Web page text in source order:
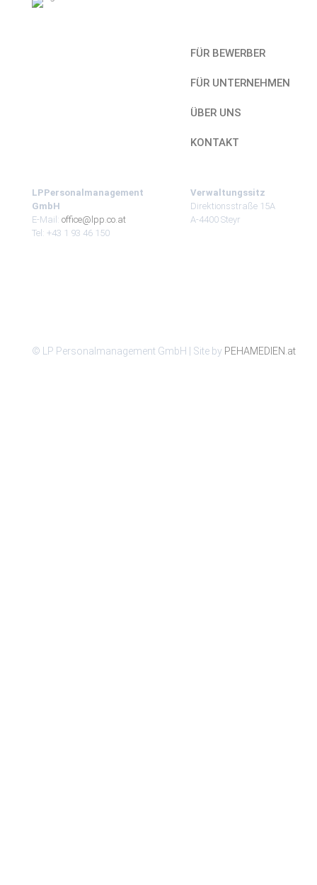
FÜR BEWERBER
FÜR UNTERNEHMEN
ÜBER UNS
KONTAKT
LPPersonalmanagement
GmbH
E-Mail: office@lpp.co.at
Tel: +43 1 93 46 150
Verwaltungssitz
Direktionsstraße 15A
A-4400 Steyr
© LP Personalmanagement GmbH | Site by PEHAMEDIEN.at